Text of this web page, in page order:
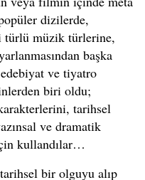
dizilerde,
türlü müzik türlerine,
başka
ve tiyatro
biri oldu;
tarihsel
ve dramatik
kullandılar…
bir olguyu alıp